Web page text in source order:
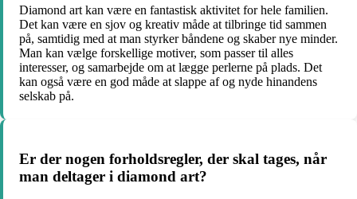
Diamond art kan være en fantastisk aktivitet for hele familien.
Det kan være en sjov og kreativ måde at tilbringe tid sammen
på, samtidig med at man styrker båndene og skaber nye minder.
Man kan vælge forskellige motiver, som passer til alles
interesser, og samarbejde om at lægge perlerne på plads. Det
kan også være en god måde at slappe af og nyde hinandens
selskab på.
Er der nogen forholdsregler, der skal tages, når
man deltager i diamond art?